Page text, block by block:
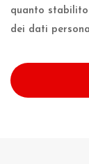
quanto
dei dati